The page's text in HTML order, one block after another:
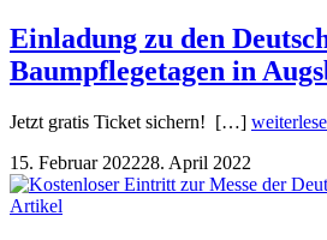
Einladung zu den
Baumpflegetagen in
Jetzt gratis Ticket sichern! […]
15. Februar 202228. April 2022
Artikel